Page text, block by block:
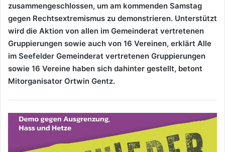
Mail
zusammengeschlossen, um am kommenden Samstag
gegen Rechtsextremismus zu demonstrieren. Unterstützt
wird die Aktion von allen im Gemeinderat vertretenen
Gruppierungen sowie auch von 16 Vereinen, erklärt Alle
im Seefelder Gemeinderat vertretenen Gruppierungen
sowie 16 Vereine haben sich dahinter gestellt, betont
Mitorganisator Ortwin Gentz.